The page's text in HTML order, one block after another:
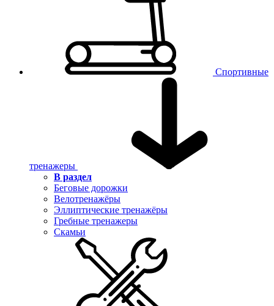
Спортивные
тренажеры
В раздел
Беговые дорожки
Велотренажёры
Эллиптические тренажёры
Гребные тренажеры
Скамьи